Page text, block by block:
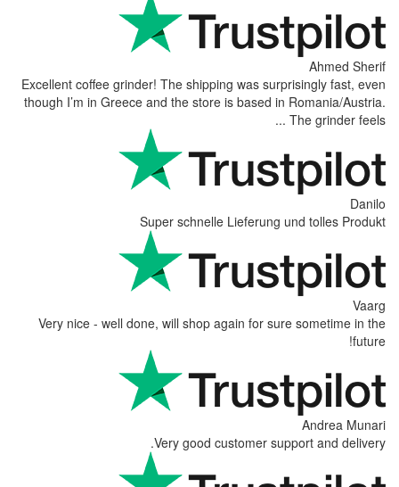
Excellent coffee grinder! The shipping
though I’m in Greece and the store is
Super schnelle
Very nice - well done, will shop
Very good